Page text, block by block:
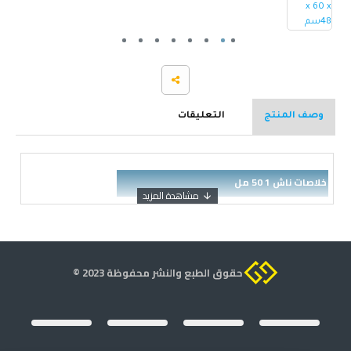
وصف المنتج التعليقات
خلاصات ناش 1 50 مل
حقوق الطبع والنشر محفوظة 2023 ©